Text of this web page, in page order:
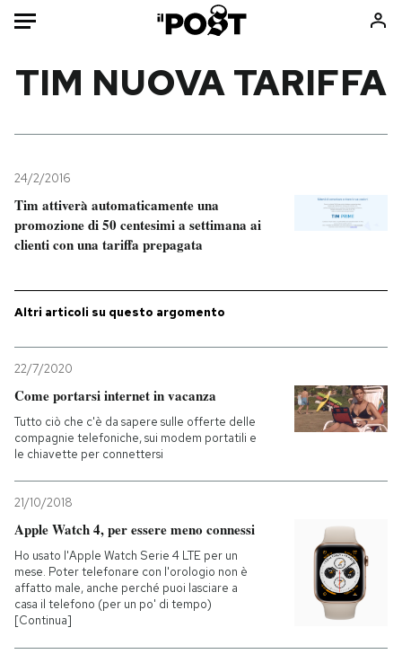
Mondo
Politica
Tecnologia
Internet
Cultura
Storie/Idee
PODCAST
NEWSLETTER
I MIEI PREFERITI
SHOP
TIM NUOVA TARIFFA
24/2/2016
Tim attiverà automaticamente una
promozione di 50 centesimi a settimana ai
clienti con una tariffa prepagata
Altri articoli su questo argomento
22/7/2020
Come portarsi internet in vacanza
Tutto ciò che c'è da sapere sulle offerte delle
compagnie telefoniche, sui modem portatili e
le chiavette per connettersi
21/10/2018
Apple Watch 4, per essere meno connessi
Ho usato l'Apple Watch Serie 4 LTE per un
mese. Poter telefonare con l'orologio non è
affatto male, anche perché puoi lasciare a
casa il telefono (per un po' di tempo)
[Continua]